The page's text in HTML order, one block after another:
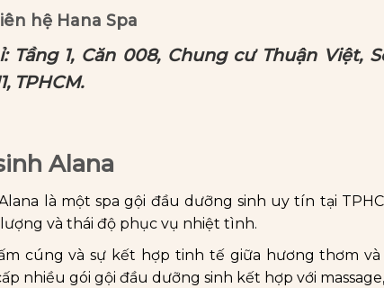
hệ Hana Spa
Tầng 1, Căn 008, Chung cư Thuận Việt,
TPHCM.
Alana
là một spa gội đầu dưỡng sinh uy tín tại
và thái độ phục vụ nhiệt tình.
cúng và sự kết hợp tinh tế giữa hương thơm
nhiều gói gội đầu dưỡng sinh kết hợp với